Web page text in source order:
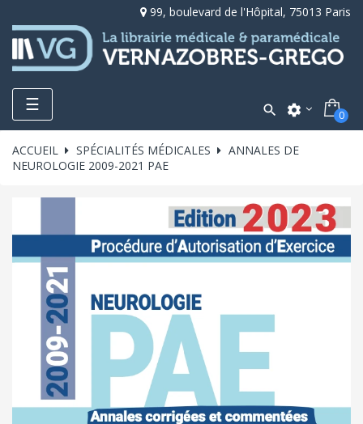
99, boulevard de l'Hôpital, 75013 Paris
Toggle
navigation
☰  settings 0
ACCUEIL SPÉCIALITÉS MÉDICALES
ANNALES DE
NEUROLOGIE 2009-2021 PAE